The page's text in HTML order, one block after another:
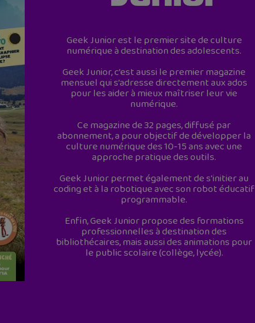
Geek Junior est le premier site de culture
numérique à destination des adolescents.
Geek Junior, c’est aussi le premier magazine
mensuel qui s’adresse directement aux ados
pour les aider à mieux maîtriser leur vie
numérique.
Ce magazine de 32 pages, diffusé par
abonnement, a pour objectif de développer la
culture numérique des 10-15 ans avec une
approche pratique des outils.
Geek Junior permet également de s'initier au
coding et à la robotique avec son robot éducatif
programmable.
Enfin, Geek Junior propose des formations
professionnelles à destination des
bibliothécaires, mais aussi des animations pour
le public scolaire (collège, lycée).